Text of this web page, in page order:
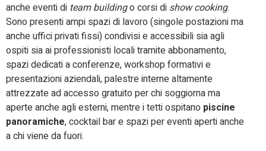
anche eventi di team buildingo corsi di show cooking.
Sono presenti ampi spazi di lavoro (singole postazioni ma
anche uffici privati fissi) condivisi e accessibili sia agli
ospiti sia ai professionisti locali tramite abbonamento,
spazi dedicati a conferenze, workshop formativi e
presentazioni aziendali, palestre interne altamente
attrezzate ad accesso gratuito per chi soggiorna ma
aperte anche agli esterni, mentre i tetti ospitano piscine
panoramiche, cocktail bar e spazi per eventi aperti anche
a chi viene da fuori.